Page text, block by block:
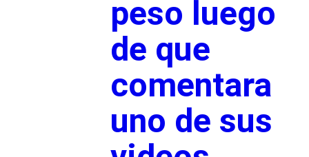
peso luego
de que
comentara
uno de sus